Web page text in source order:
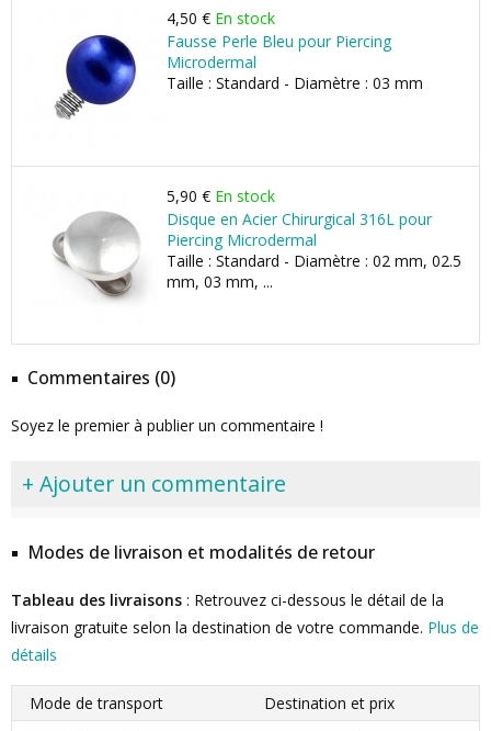
4,50 € En stock
Fausse Perle Bleu pour Piercing
Microdermal
Taille : Standard - Diamètre : 03 mm
5,90 € En stock
Disque en Acier Chirurgical 316L pour
Piercing Microdermal
Taille : Standard - Diamètre : 02 mm, 02.5
mm, 03 mm, ...
Commentaires (0)
Soyez le premier à publier un commentaire !
+ Ajouter un commentaire
Modes de livraison et modalités de retour
Tableau des livraisons : Retrouvez ci-dessous le détail de la
livraison gratuite selon la destination de votre commande. Plus de
détails
Mode de transport
Destination et prix